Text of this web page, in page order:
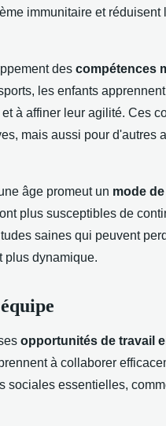
immunitaire et
des compétences
les enfants
à affiner leur agilité. Ces
mais aussi pour d'autres
âge promeut un mode
plus susceptibles de
saines qui peuvent
plus dynamique.
opportunités de travail
à collaborer
sociales essentielles,